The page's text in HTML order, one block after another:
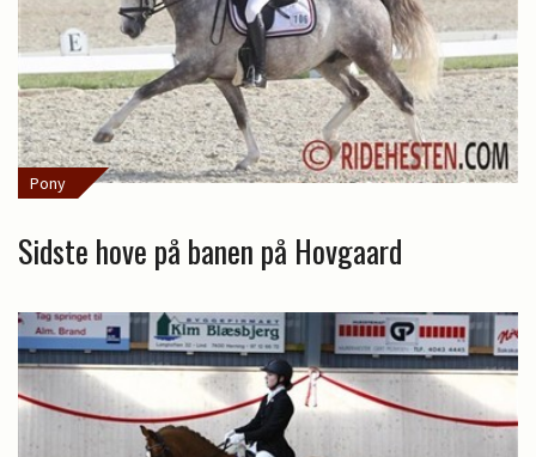
Pony
Sidste hove på banen på Hovgaard